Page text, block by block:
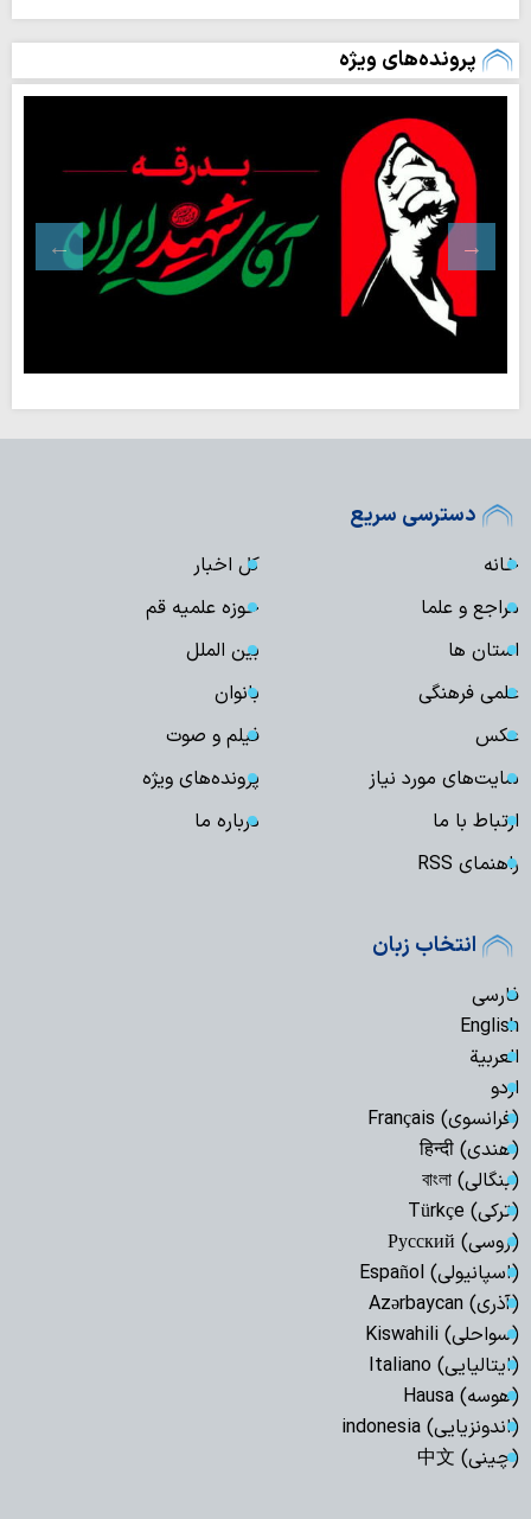
پرونده‌های ویژه
دسترسی سریع
خانه
کل اخبار
مراجع و علما
حوزه علمیه قم
استان ها
بین الملل
علمی فرهنگی
بانوان
عکس
فیلم و صوت
سایت‌های مورد نیاز
پرونده‌های ویژه
ارتباط با ما
درباره ما
راهنمای RSS
انتخاب زبان
فارسی
English
العربیة
اردو
(فرانسوی) Français
(هندی) हिन्दी
(بنگالی) বাংলা
(ترکی) Türkçe
(روسی) Русский
(اسپانیولی) Español
(آذری) Azərbaycan
(سواحلی) Kiswahili
(ایتالیایی) Italiano
(هوسه) Hausa
(اندونزیایی) indonesia
(چینی) 中文